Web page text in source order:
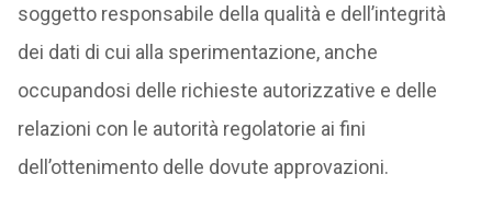
soggetto responsabile della qualità e dell’integrità
dei dati di cui alla sperimentazione, anche
occupandosi delle richieste autorizzative e delle
relazioni con le autorità regolatorie ai fini
dell’ottenimento delle dovute approvazioni.